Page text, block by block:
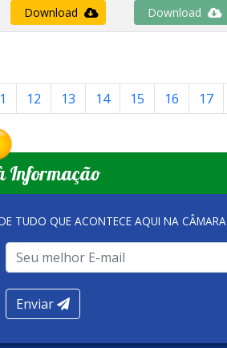
Download Download
12 13 14 15 16 17
Informação
TUDO QUE ACONTECE AQUI NA CÂMARA
Enviar